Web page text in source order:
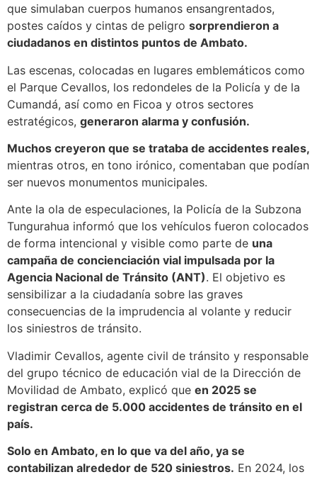
que simulaban cuerpos humanos ensangrentados,
postes caídos y cintas de peligro sorprendieron a
ciudadanos en distintos puntos de Ambato.
Las escenas, colocadas en lugares emblemáticos como
el Parque Cevallos, los redondeles de la Policía y de la
Cumandá, así como en Ficoa y otros sectores
estratégicos, generaron alarma y confusión.
Muchos creyeron que se trataba de accidentes reales,
mientras otros, en tono irónico, comentaban que podían
ser nuevos monumentos municipales.
Ante la ola de especulaciones, la Policía de la Subzona
Tungurahua informó que los vehículos fueron colocados
de forma intencional y visible como parte de una
campaña de concienciación vial impulsada por la
Agencia Nacional de Tránsito (ANT). El objetivo es
sensibilizar a la ciudadanía sobre las graves
consecuencias de la imprudencia al volante y reducir
los siniestros de tránsito.
Vladimir Cevallos, agente civil de tránsito y responsable
del grupo técnico de educación vial de la Dirección de
Movilidad de Ambato, explicó que en 2025 se
registran cerca de 5.000 accidentes de tránsito en el
país.
Solo en Ambato, en lo que va del año, ya se
contabilizan alrededor de 520 siniestros. En 2024, los